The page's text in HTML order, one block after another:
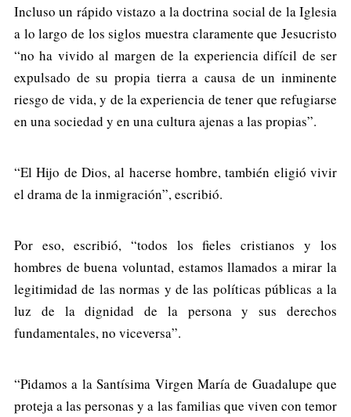
Incluso un rápido vistazo a la doctrina social de la Iglesia
a lo largo de los siglos muestra claramente que Jesucristo
“no ha vivido al margen de la experiencia difícil de ser
expulsado de su propia tierra a causa de un inminente
riesgo de vida, y de la experiencia de tener que refugiarse
en una sociedad y en una cultura ajenas a las propias”.
“El Hijo de Dios, al hacerse hombre, también eligió vivir
el drama de la inmigración”, escribió.
Por eso, escribió, “todos los fieles cristianos y los
hombres de buena voluntad, estamos llamados a mirar la
legitimidad de las normas y de las políticas públicas a la
luz de la dignidad de la persona y sus derechos
fundamentales, no viceversa”.
“Pidamos a la Santísima Virgen María de Guadalupe que
proteja a las personas y a las familias que viven con temor